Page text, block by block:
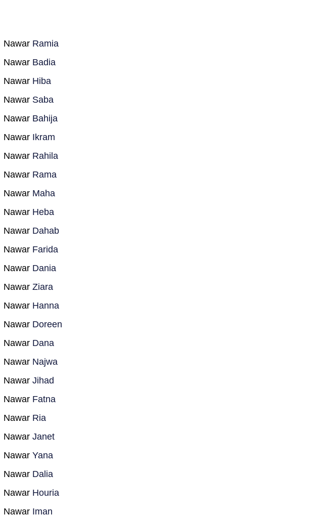
Nawar Ramia
Nawar Badia
Nawar Hiba
Nawar Saba
Nawar Bahija
Nawar Ikram
Nawar Rahila
Nawar Rama
Nawar Maha
Nawar Heba
Nawar Dahab
Nawar Farida
Nawar Dania
NawarZiara
Nawar Hanna
Nawar Doreen
Nawar Dana
Nawar Najwa
NawarJihad
Nawar Fatna
Nawar Ria
NawarJanet
NawarYana
Nawar Dalia
Nawar Houria
Nawar Iman